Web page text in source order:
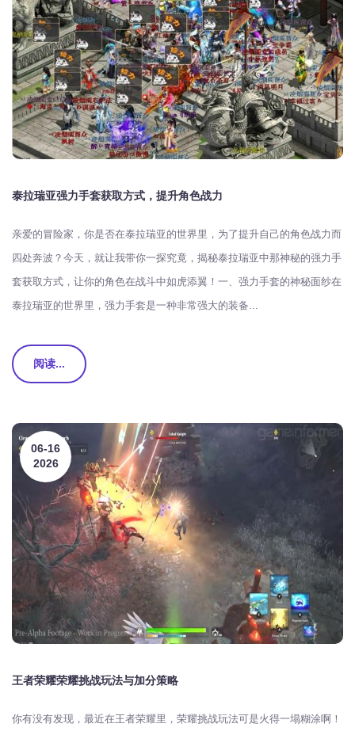
泰拉瑞亚强力手套获取方式，提升角色战力
亲爱的冒险家，你是否在泰拉瑞亚的世界里，为了提升自己的角色战力而
四处奔波？今天，就让我带你一探究竟，揭秘泰拉瑞亚中那神秘的强力手
套获取方式，让你的角色在战斗中如虎添翼！一、强力手套的神秘面纱在
泰拉瑞亚的世界里，强力手套是一种非常强大的装备...
阅读...
06-16
2026
王者荣耀荣耀挑战玩法与加分策略
你有没有发现，最近在王者荣耀里，荣耀挑战玩法可是火得一塌糊涂啊！